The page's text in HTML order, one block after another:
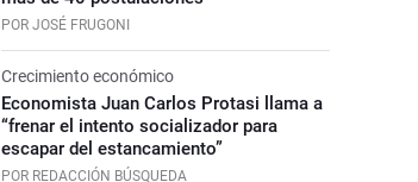
POR JOSÉ FRUGONI
Crecimiento económico
Economista Juan Carlos Protasi llama a
“frenar el intento socializador para
escapar del estancamiento”
POR REDACCIÓN BÚSQUEDA